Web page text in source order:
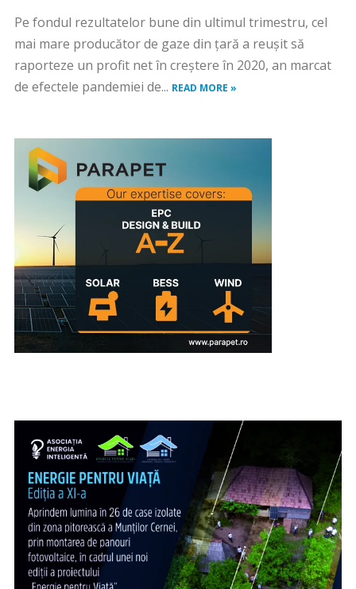
Pe fondul rezultatelor bune din ultimul trimestru, cel
mai mare producător de gaze din țară a reușit să
raporteze un profit net în creștere în 2020, an marcat
de efectele pandemiei de... READ MORE »